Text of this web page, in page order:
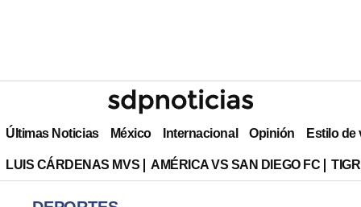
Últimas Noticias México Internacional Opinión Estilo de
LUIS CÁRDENAS MVS AMÉRICA VS SAN DIEGO FC